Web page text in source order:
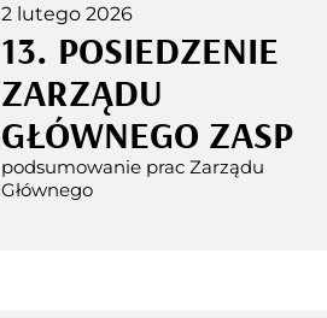
2 lutego 2026
13. POSIEDZENIE
ZARZĄDU
GŁÓWNEGO ZASP
podsumowanie prac Zarządu
Głównego